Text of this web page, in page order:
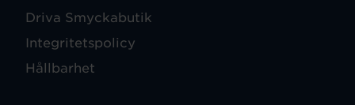
Driva Smyckabutik
Integritetspolicy
Hållbarhet